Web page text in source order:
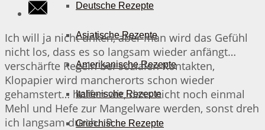
Deutsche Rezepte
Asiatische Rezepte
Amerikanische Rezepte
Italienische Rezepte
Griechische Rezepte
Ich will ja nicht unken, aber man wird das Gefühl
nicht los, dass es so langsam wieder anfängt…
verschärfte Regeln bei sozialen Kontakten,
Klopapier wird mancherorts schon wieder
gehamstert… hoffen wir, dass nicht noch einmal
Mehl und Hefe zur Mangelware werden, sonst dreh
ich langsam durch. ;P